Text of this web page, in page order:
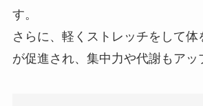
す。
さらに、軽くストレッチをして体
が促進され、集中力や代謝もアッ